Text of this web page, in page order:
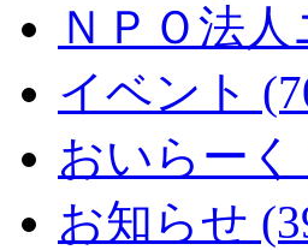
ＮＰＯ法
イベント
おいらーく
お知らせ